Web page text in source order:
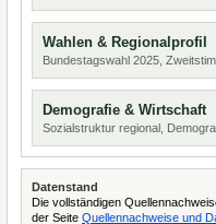
Wahlen & Regionalprofil
Bundestagswahl 2025,
Demografie & Wirtschaft
Sozialstruktur regional,
Datenstand
Die vollständigen
der Seite Quellennachweise und